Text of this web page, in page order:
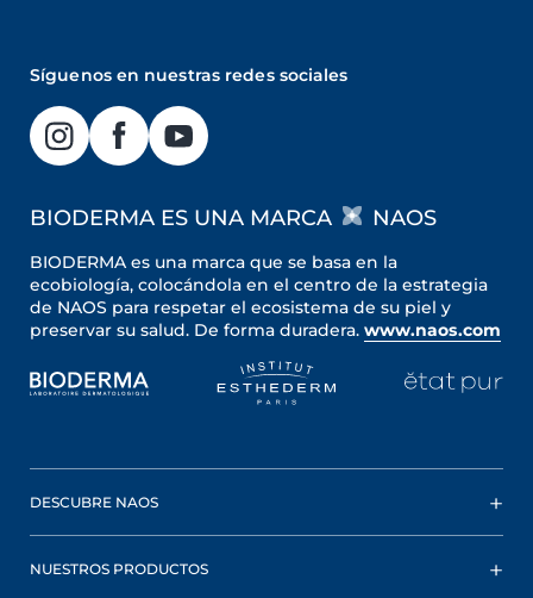
Síguenos en nuestras redes sociales
BIODERMA ES UNA MARCA NAOS
BIODERMA es una marca que se basa en la
ecobiología, colocándola en el centro de la estrategia
de NAOS para respetar el ecosistema de su piel y
preservar su salud. De forma duradera. www.naos.com
DESCUBRE NAOS
NUESTROS PRODUCTOS